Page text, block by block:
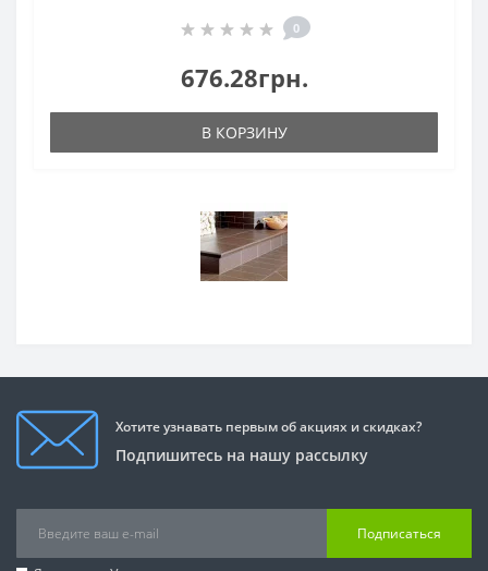
0
676.28грн.
В КОРЗИНУ
Хотите узнавать первым об акциях и скидках?
Подпишитесь на нашу рассылку
Подписаться